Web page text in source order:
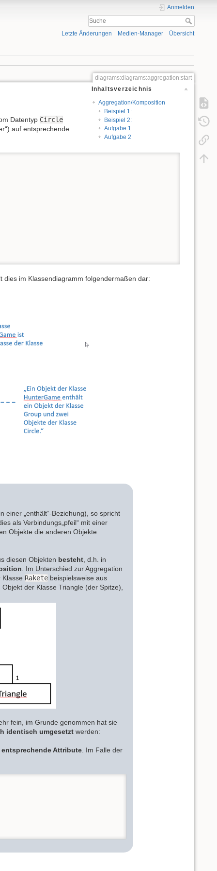
Anmelden
Letzte Änderungen Medien-Manager Übersicht
diagrams:diagrams:aggregation:start
Inhaltsverzeichnis
Aggregation/Komposition
Beispiel 1:
Beispiel 2:
Aufgabe 1
Aufgabe 2
Datentyp Circle
auf entsprechende
dies im Klassendiagramm folgendermaßen dar:
einer „enthält“-Beziehung), so spricht
als Verbindungs„pfeil“ mit einer
Objekte die anderen Objekte
diesen Objekten besteht, d.h. in
. Im Unterschied zur Aggregation
Klasse Raketebeispielsweise aus
der Klasse Triangle (der Spitze),
fein, im Grunde genommen hat sie
identisch umgesetztwerden:
entsprechende Attribute. Im Falle der